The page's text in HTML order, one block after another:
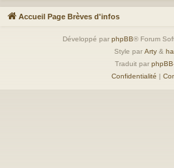
Accueil Page Brèves d'infos
Développé par phpBB® Forum
Style par Arty &
Traduit par
Confidentialité |